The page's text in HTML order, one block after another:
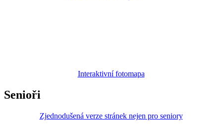
Interaktivní fotomapa
Senioři
Zjednodušená verze stránek nejen pro seniory